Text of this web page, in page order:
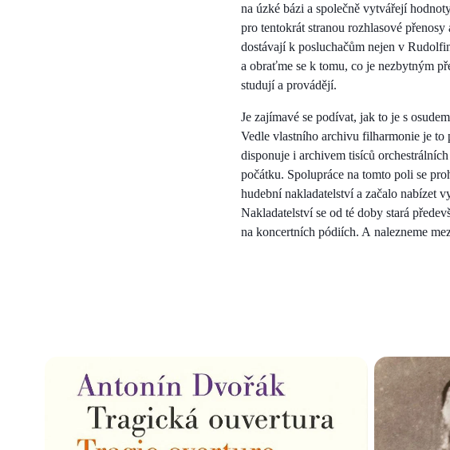
na úzké bázi a společně vytvářejí
pro tentokrát stranou rozhlasové
dostávají k posluchačům nejen v
a obraťme se k tomu, co je nezbytným
studují a provádějí.
Je zajímavé se podívat, jak to je s
Vedle vlastního archivu filharmonie je to
disponuje i archivem tisíců
počátku. Spolupráce na tomto poli se
hudební nakladatelství a začalo nabízet
Nakladatelství se od té doby stará
na koncertních pódiích. A nalezneme